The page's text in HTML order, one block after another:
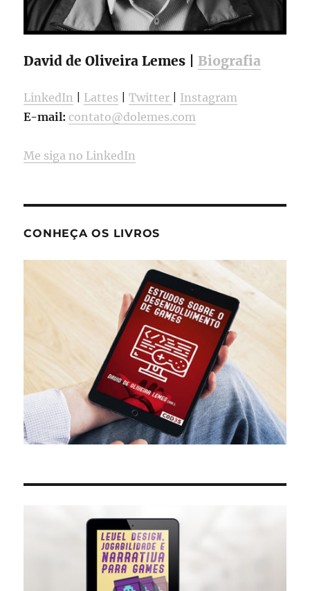
David de Oliveira Lemes | Biografia
LinkedIn Lattes |Twitter
Instagram
E-mail: contato@dolemes.com
Me siga no LinkedIn
CONHEÇA OS LIVROS